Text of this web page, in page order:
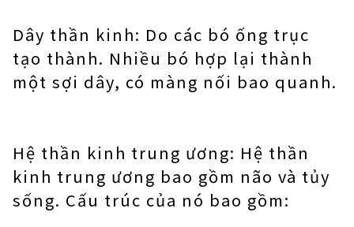
Dây thần kinh: Do các bó ống trục
tạo thành. Nhiều bó hợp lại thành
một sợi dây, có màng nối bao quanh.
Hệ thần kinh trung ương: Hệ thần
kinh trung ương bao gồm não và tủy
sống. Cấu trúc của nó bao gồm: